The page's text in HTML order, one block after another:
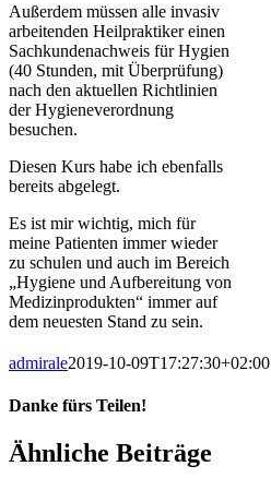
Außerdem müssen alle invasiv
arbeitenden Heilpraktiker einen
Sachkundenachweis für Hygien
(40 Stunden, mit Überprüfung)
nach den aktuellen Richtlinien
der Hygieneverordnung
besuchen.
Diesen Kurs habe ich ebenfalls
bereits abgelegt.
Es ist mir wichtig, mich für
meine Patienten immer wieder
zu schulen und auch im Bereich
„Hygiene und Aufbereitung von
Medizinprodukten“ immer auf
dem neuesten Stand zu sein.
admirale2019-10-09T17:27:30+02:00
Danke fürs Teilen!
Facebook
X
LinkedIn
E-
Mail
Ähnliche Beiträge